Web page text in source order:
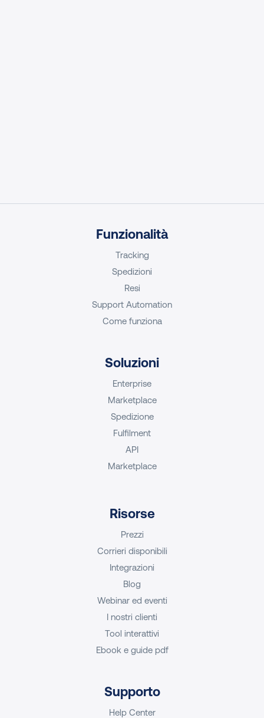
Funzionalità
Tracking
Spedizioni
Resi
Support Automation
Come funziona
Soluzioni
Enterprise
Marketplace
Spedizione
Fulfilment
API
Marketplace
Risorse
Prezzi
Corrieri disponibili
Integrazioni
Blog
Webinar ed eventi
I nostri clienti
Tool interattivi
Ebook e guide pdf
Supporto
Help Center